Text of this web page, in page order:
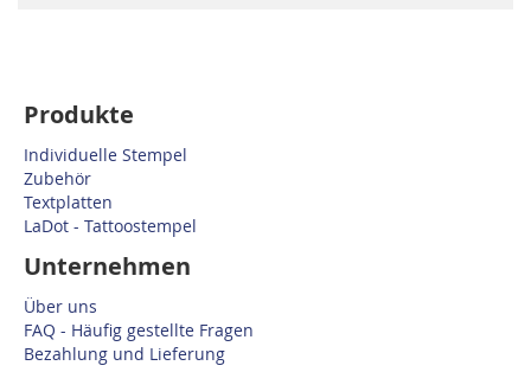
Produkte
Individuelle Stempel
Zubehör
Textplatten
LaDot - Tattoostempel
Unternehmen
Über uns
FAQ - Häufig gestellte Fragen
Bezahlung und Lieferung